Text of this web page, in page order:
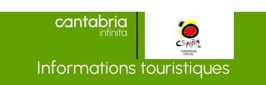
Informations touristiques